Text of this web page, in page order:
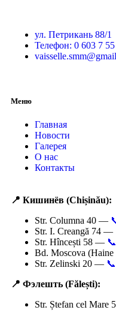
ул. Петрикань 88/1
Телефон: 0 603 7 55
Меню
Главная
Новости
Галерея
О нас
Контакты
📍 Кишинёв (Chișinău):
Str. Columna 40 —
Str. I. Creangă 74 —
Str. Hîncești 58 —
Bd. Moscova
Str. Zelinski 20 —
📍 Фэлешть (Fălești):
Str. Ștefan cel Mare